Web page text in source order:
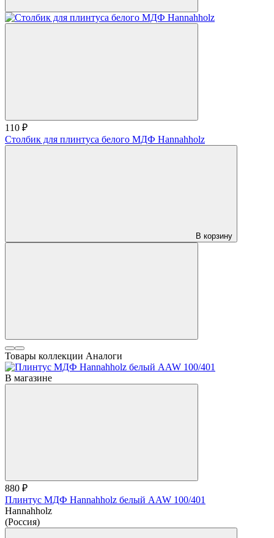
110 ₽
Столбик для плинтуса белого МДФ Hannahholz
В корзину
Товары коллекции Аналоги
В магазине
880 ₽
Плинтус МДФ Hannahholz белый AAW 100/401
Hannahholz
(Россия)